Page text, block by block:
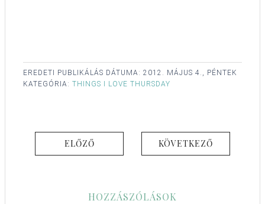
EREDETI PUBLIKÁLÁS DÁTUMA: 2012. MÁJUS 4., PÉNTEK
KATEGÓRIA: THINGS I LOVE THURSDAY
ELŐZŐ KÖVETKEZŐ
HOZZÁSZÓLÁSOK